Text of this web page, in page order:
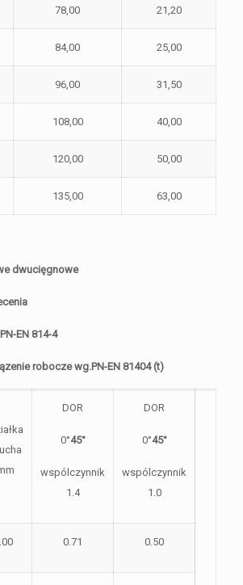
78,00 21,20
84,00 25,00
96,00 31,50
108,00 40,00
120,00 50,00
135,00 63,00
dwucięgnowe
EN 814-4
robocze wg.PN-EN 81404 (t)
DOR
0°45°
wspólczynnik
1.4
DOR
0°45°
wspólczynnik
1.0
0.71 0.50